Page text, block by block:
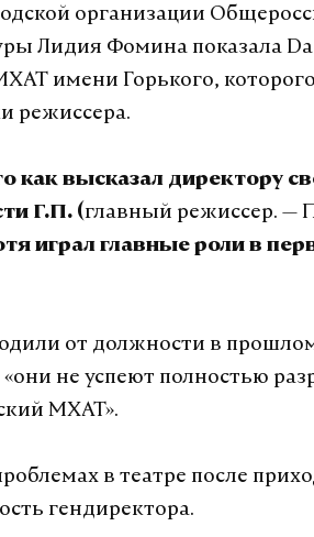
организации
Лидия Фомина показала
имени Горького,
режиссера.
как высказал директору
Г.П. (главный режиссер. —
играл главные роли в
от должности в
не успеют полностью
МХАТ».
в театре после
гендиректора.